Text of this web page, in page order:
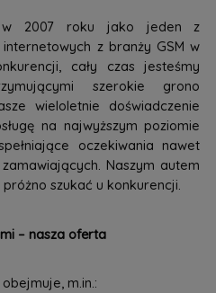
w 2007 roku jako jeden z
z branży GSM w
cały czas jesteśmy
szerokie grono
wieloletnie doświadczenie
na najwyższym poziomie
oczekiwania nawet
Naszym autem
szukać u konkurencji.
– nasza oferta
m.in.: